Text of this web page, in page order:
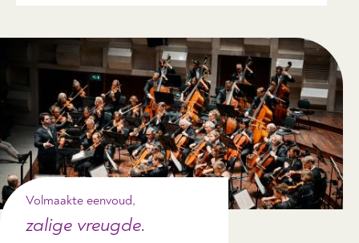
Volmaakte eenvoud,
zalige vreugde.